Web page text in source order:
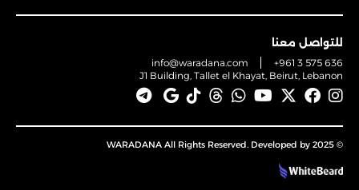
للتواصل معنا
info@waradana.com
+961 3 575 636
J1 Building, Tallet el Khayat, Beirut, Lebanon
© 2025 WARADANA All Rights Reserved. Developed by